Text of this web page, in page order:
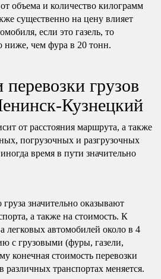
объема и количество килограмм
существенно на цену влияет
если это газель, то
ниже, чем фура в 20 тонн.
грузов
Кузнецкий
от расстояния маршрута, а также
погрузочных и разгрузочных
время в пути значительно
значительно оказывают
а также на стоимость. К
легковых автомобилей около в 4
с грузовыми (фуры, газели,
конечная стоимость перевозки
различных транспортах меняется.